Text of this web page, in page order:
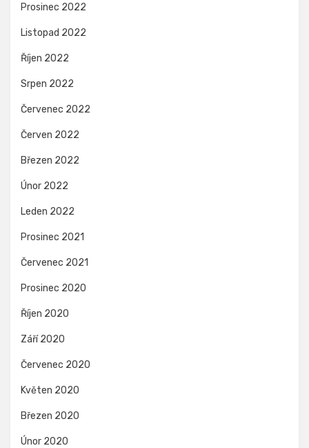
Prosinec 2022
Listopad 2022
Říjen 2022
Srpen 2022
Červenec 2022
Červen 2022
Březen 2022
Únor 2022
Leden 2022
Prosinec 2021
Červenec 2021
Prosinec 2020
Říjen 2020
Září 2020
Červenec 2020
Květen 2020
Březen 2020
Únor 2020